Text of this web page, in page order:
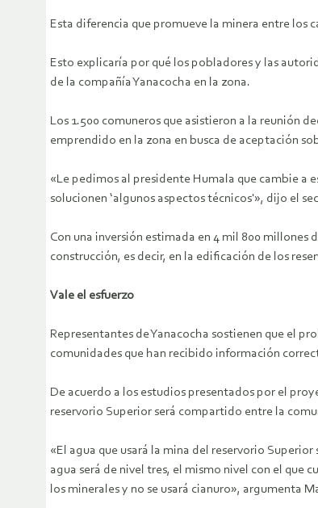
Esta diferencia que promueve la minera entre
Esto explicaría por qué los pobladores y las
de la compañía Yanacocha en la zona.
Los 1.500 comuneros que asistieron a la reunión
emprendido en la zona en busca de aceptación
«Le pedimos al presidente Humala que cambie a
solucionen ‘algunos aspectos técnicos'», dijo el
Con una inversión estimada en 4 mil 800 millones
construcción, es decir, en la edificación de los
Vale el esfuerzo
Representantes de Yanacocha sostienen que el
comunidades que han recibido información
De acuerdo a los estudios presentados por el
reservorio Superior será compartido entre la
«El agua que usará la mina del reservorio
agua será de nivel tres, el mismo nivel con el que
los minerales y no se usará cianuro», argumenta